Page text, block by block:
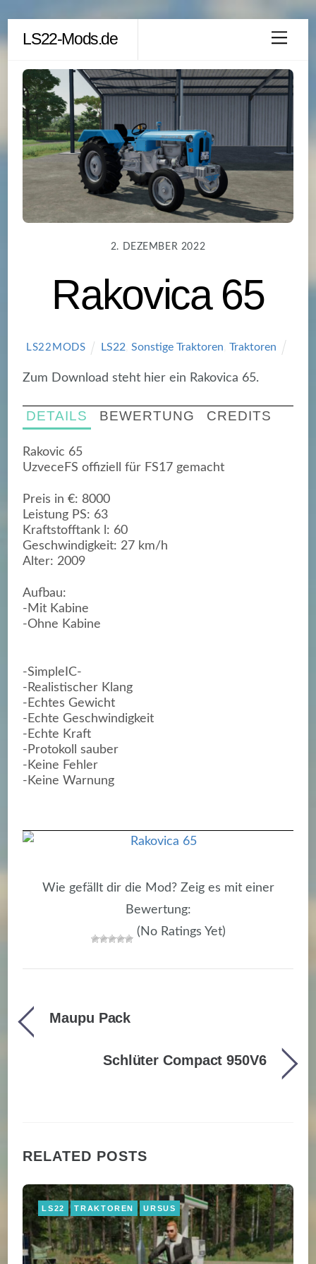
content
LS22-Mods.de
2. DEZEMBER 2022
Rakovica 65
LS22MODS LS22 ,Sonstige Traktoren ,Traktoren
Zum Download steht hier ein Rakovica 65.
DETAILS BEWERTUNG CREDITS
Rakovic 65
UzveceFS offiziell für FS17 gemacht
Preis in €: 8000
Leistung PS: 63
Kraftstofftank l: 60
Geschwindigkeit: 27 km/h
Alter: 2009
Aufbau:
-Mit Kabine
-Ohne Kabine
-SimpleIC-
-Realistischer Klang
-Echtes Gewicht
-Echte Geschwindigkeit
-Echte Kraft
-Protokoll sauber
-Keine Fehler
-Keine Warnung
Wie gefällt dir die Mod? Zeig es mit einer
Bewertung:
(No Ratings Yet)
Maupu Pack
Schlüter Compact 950V6
RELATED POSTS
LS22 TRAKTOREN URSUS